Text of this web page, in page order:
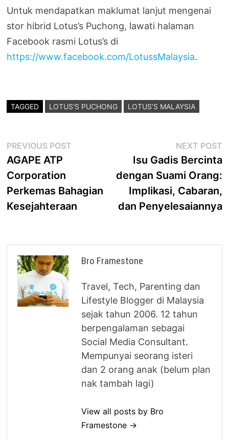
Untuk mendapatkan maklumat lanjut mengenai
stor hibrid Lotus’s Puchong, lawati halaman
Facebook rasmi Lotus’s di
https://www.facebook.com/LotussMalaysia.
TAGGED LOTUS'S PUCHONG LOTUS’S MALAYSIA
Post
navigation
PREVIOUS POST
AGAPE ATP
Corporation
Perkemas Bahagian
Kesejahteraan
NEXT POST
Isu Gadis Bercinta
dengan Suami Orang:
Implikasi, Cabaran,
dan Penyelesaiannya
Bro Framestone
Travel, Tech, Parenting dan
Lifestyle Blogger di Malaysia
sejak tahun 2006. 12 tahun
berpengalaman sebagai
Social Media Consultant.
Mempunyai seorang isteri
dan 2 orang anak (belum plan
nak tambah lagi)
View all posts by Bro
Framestone →